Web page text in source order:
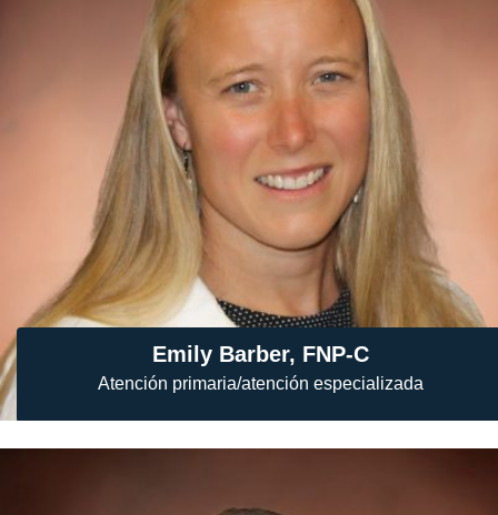
Emily Barber, FNP-C
Atención primaria/atención especializada